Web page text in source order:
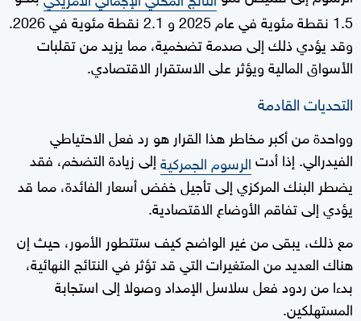
1.5 نقطة مئوية في عام 2025 و 2.1 نقطة مئوية في 2026.
وقد يؤدي ذلك إلى صدمة تضخمية، مما يزيد من تقلبات
الأسواق المالية ويؤثر على الاستقرار الاقتصادي.
التحديات القادمة
وواحدة من أكبر مخاطر هذا القرار هو رد فعل الاحتياطي
الفيدرالي. إذا أدتالرسوم الجمركيةإلى زيادة التضخم، فقد
يضطر البنك المركزي إلى تأجيل خفض أسعار الفائدة، مما قد
يؤدي إلى تفاقم الأوضاع الاقتصادية.
مع ذلك، يبقى من غير الواضح كيف ستتطور الأمور، حيث إن
هناك العديد من المتغيرات التي قد تؤثر في النتائج النهائية،
بدءا من ردود فعل سلاسل الإمداد وصولا إلى استجابة
المستهلكين.